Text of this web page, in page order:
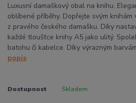
Luxusní damaškový obal na knihu.
oblíbené příběhy. Dopřejte svým knihám
z pravého českého damašku. Díky
každé tloušťce knihy A5 jako ulitý.
batohu či kabelce. Díky výrazným
popis
Dostupnost Skladem